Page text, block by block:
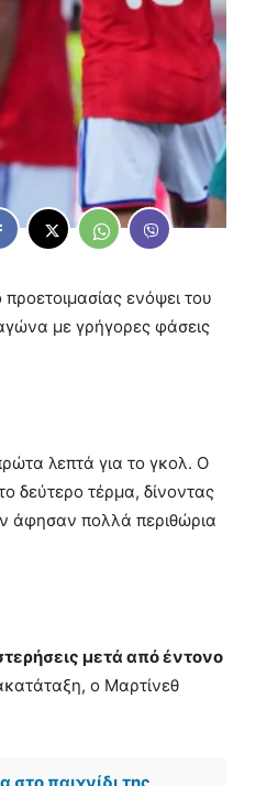
ενόψει του
με γρήγορες φάσεις
λεπτά για το γκολ. Ο
δεύτερο τέρμα, δίνοντας
άφησαν πολλά περιθώρια
μετά από έντονο
ο Μαρτίνεθ